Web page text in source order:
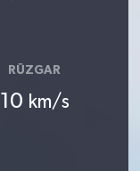
RÜZGAR
10 km/s